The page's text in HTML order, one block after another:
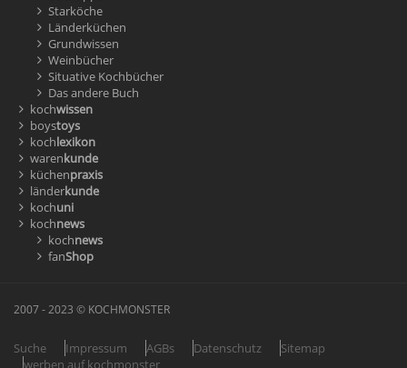
Starköche
Länderküchen
Grundwissen
Weinbücher
Situative Kochbücher
Das andere Buch
kochwissen
boystoys
kochlexikon
warenkunde
küchenpraxis
länderkunde
kochuni
kochnews
kochnews
fanShop
2007 - 2023 © KOCHMONSTER
Suche Impressum AGBs Datenschutz
Sitemap
werben auf kochmonster